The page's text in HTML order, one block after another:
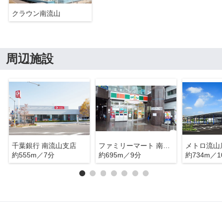
クラウン南流山
周辺施設
千葉銀行 南流山支店
約555m／7分
ファミリーマート 南流山駅前店
約695m／9分
メトロ流山
約734m／